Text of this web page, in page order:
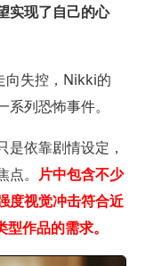
实现了自己的心
向失控，Nikki的
列恐怖事件。
依靠剧情设定，
。 片中包含不少
度视觉冲击符合近
作品的需求。